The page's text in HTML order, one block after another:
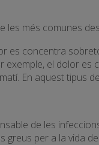
les més comunes
es concentra
exemple, el dolor es
En aquest tipus
de les
greus per a la vida